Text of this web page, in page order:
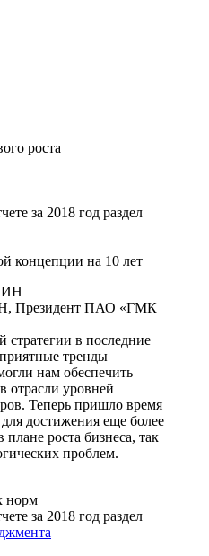
роста
за 2018 год раздел
концепции на 10 лет
Президент ПАО «ГМК
стратегии в последние
тренды
нам обеспечить
отрасли уровней
Теперь пришло время
достижения еще более
роста бизнеса, так
проблем.
норм
за 2018 год раздел